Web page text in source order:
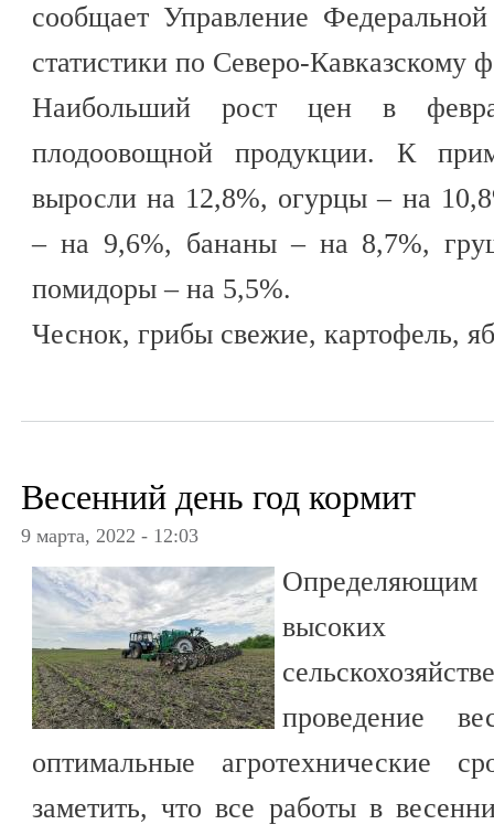
сообщает Управление
статистики по Северо-Кавказскому
Наибольший рост цен в
плодоовощной продукции. К
выросли на 12,8%, огурцы – на
– на 9,6%, бананы – на 8,7%,
помидоры – на 5,5%.
Чеснок, грибы свежие, картофель,
Весенний день год кормит
9 марта, 2022 - 12:03
Определяющим
проведение
оптимальные агротехнические
заметить, что все работы в